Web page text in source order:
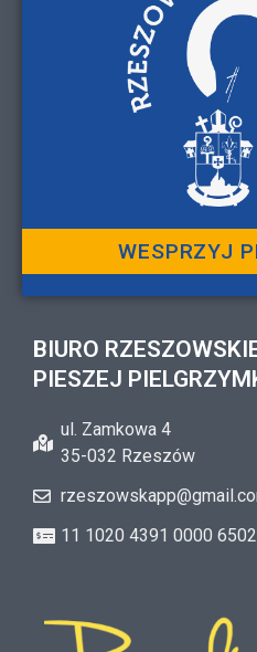
WESPRZYJ
BIURO
PIESZEJ
ul. Zamkowa 4
35-032 Rzeszów
11 1020 4391 0000